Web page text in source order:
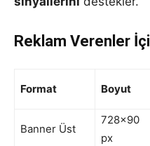
Reklam Verenler
Format Boyut
Banner Üst
728×90
px